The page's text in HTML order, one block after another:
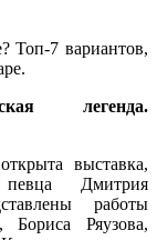
Топ-7 вариантов,
легенда.
выставка,
Дмитрия
работы
Бориса Ряузова,